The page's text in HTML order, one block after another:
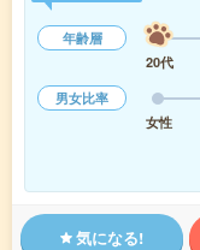
年齢層
20代
男女比率
女性
気になる!